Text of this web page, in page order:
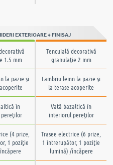
EXTERIOARE + FINISAJ
1.5 mm
Tencuială decorativă
granulaţie 2 mm
la pazie şi
Lambriu lemn la pazie şi
la terase acoperite
în
Vată bazaltică în
interiorul pereţilor
(4 prize,
1 poziţie
Trasee electrice (6 prize,
1 întrerupător, 1 poziţie
lumină) /încăpere